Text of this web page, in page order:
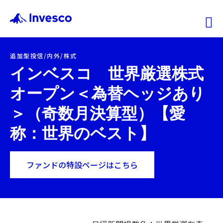
ファンド情報
マーケット情報
投資のヒント
会社情報
追加型投信/内外/株式
インベスコ 世界厳選株式
オープン＜為替ヘッジあり
＞（奇数月決算型）【愛
称：世界のベスト】
ファンドの特設ページはこちら